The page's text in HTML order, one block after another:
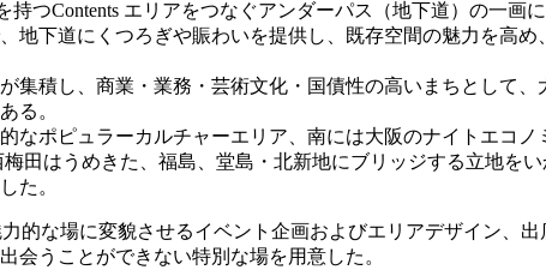
つContents エリアをつなぐアンダーパス（地下道）の一
地下道にくつろぎや賑わいを提供し、既存空間の魅力を高
集積し、商業・業務・芸術文化・国債性の高いまちとして
る。
なポピュラーカルチャーエリア、南には大阪のナイトエコ
田はうめきた、福島、堂島・北新地にブリッジする立地を
た。
的な場に変貌させるイベント企画およびエリアデザイン、
会うことができない特別な場を用意した。